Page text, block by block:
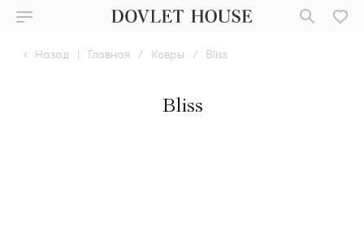
Назад | Главная / Ковры / Bliss
Bliss